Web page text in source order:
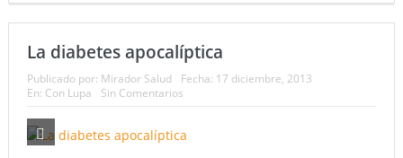
La diabetes apocalíptica
Publicado por: Mirador Salud Fecha: 17 diciembre, 2013
En: Con Lupa Sin Comentarios